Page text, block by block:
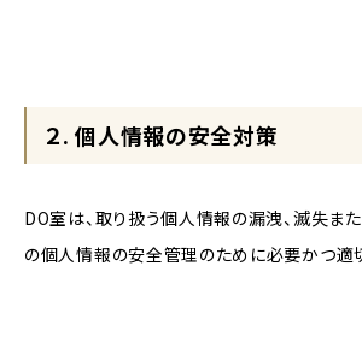
２. 個人情報の安全対策
DO室は、取り扱う個人情報の漏洩、滅失ま
の個人情報の安全管理のために必要かつ適